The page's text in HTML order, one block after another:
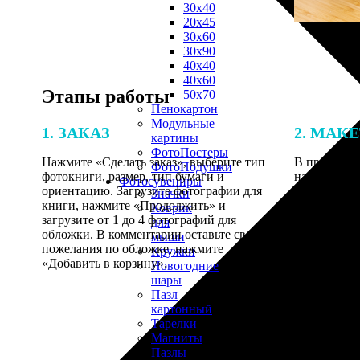
30х40
20х45
30х60
30х90
40х40
40х60
50х70
Пенокартон
Модульные
картины
ФотоПостеры
ФотоПодушки
Фотоcувениры
Значки
Коврик
для
мыши
Кружки
Новогодние
шары
Пазл
картонный
Тарелки
Магниты
Пазлы
Этапы работы
1. ЗАКАЗ
Нажмите «Сделать заказ», выберите тип
фотокниги, размер, тип бумаги и
ориентацию. Загрузите фотографии для
книги, нажмите «Продолжить» и
загрузите от 1 до 4 фотографий для
обложки. В комментарии оставьте свои
пожелания по обложке, нажмите
«Добавить в корзину».
2.
В процессе
наши